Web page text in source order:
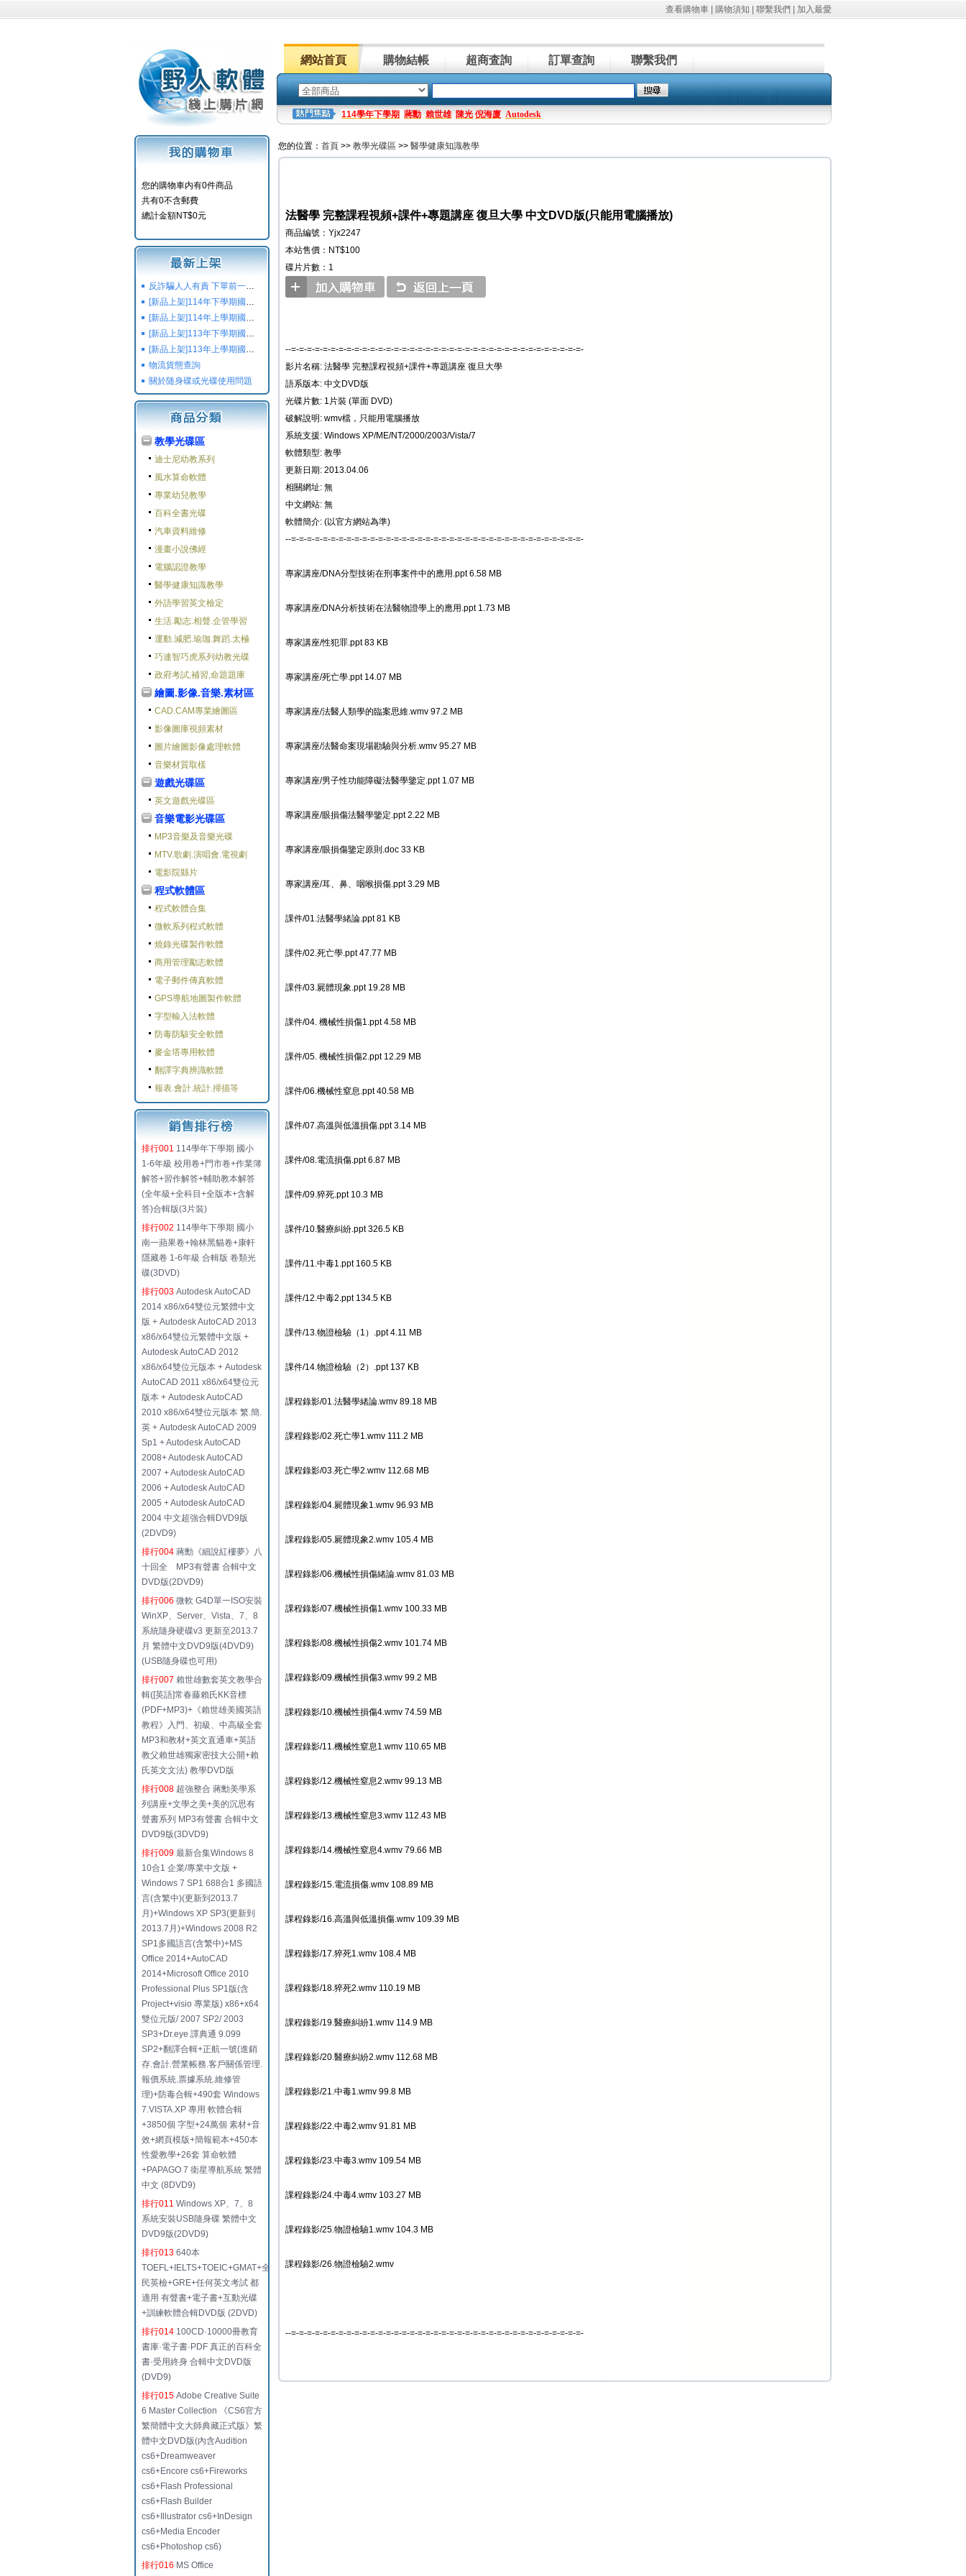
查看購物車 購物須知 聯繫我們 加入最愛
網站首頁 購物結帳 超商査詢 訂單查詢 聯繫我們
114學年下學期 蔣勳 賴世雄 陳光 倪海廈 Autodesk
您的購物車内有0件商品
共有0不含郵費
總計金額NT$0元
反詐騙人人有責 下單前一定要注意
[新品上架]114年下學期國小國中高中命題光碟,校用卷,習作
[新品上架]114年上學期國小國中高中命題光碟,校用卷,習作
[新品上架]113年下學期國小國中高中命題光碟,校用卷,習作
[新品上架]113年上學期國小國中高中命題光碟,校用卷,習作
物流貨態查詢
關於随身碟或光碟使用問題
教學光碟區
迪士尼幼教系列
風水算命軟體
專業幼兒教學
百科全書光碟
汽車資料維修
漫畫小說佛經
電腦認證教學
醫學健康知識教學
外語學習英文檢定
生活.勵志.相聲.企管學習
運動.減肥.瑜珈.舞蹈.太極
巧連智巧虎系列幼教光碟
政府考試,補習,命題題庫
繪圖.影像.音樂.素材區
CAD.CAM專業繪圖區
影像圖庫視頻素材
圖片繪圖影像處理軟體
音樂材質取樣
遊戲光碟區
英文遊戲光碟區
音樂電影光碟區
MP3音樂及音樂光碟
MTV.歌劇.演唱會.電視劇
電影院縣片
程式軟體區
程式軟體合集
微軟系列程式軟體
燒錄光碟製作軟體
商用管理勵志軟體
電子郵件傳真軟體
GPS導航地圖製作軟體
字型輸入法軟體
防毒防駭安全軟體
麥金塔專用軟體
翻譯字典辨識軟體
報表.會計.統計.掃描等
排行001 114學年下學期 國小
1-6年級 校用卷+門市卷+作業簿
解答+習作解答+輔助教本解答
(全年級+全科目+全版本+含解
答)合輯版(3片裝)
排行002 114學年下學期 國小
南一蘋果卷+翰林黑貓卷+康軒
隱藏卷 1-6年級 合輯版 卷類光
碟(3DVD)
排行003 Autodesk AutoCAD
2014 x86/x64雙位元繁體中文
版 + Autodesk AutoCAD 2013
x86/x64雙位元繁體中文版 +
Autodesk AutoCAD 2012
x86/x64雙位元版本 + Autodesk
AutoCAD 2011 x86/x64雙位元
版本 + Autodesk AutoCAD
2010 x86/x64雙位元版本 繁.簡.
英 + Autodesk AutoCAD 2009
Sp1 + Autodesk AutoCAD
2008+ Autodesk AutoCAD
2007 + Autodesk AutoCAD
2006 + Autodesk AutoCAD
2005 + Autodesk AutoCAD
2004 中文超強合輯DVD9版
(2DVD9)
排行004 蔣勳《細說紅樓夢》八
十回全 MP3有聲書 合輯中文
DVD版(2DVD9)
排行006 微軟 G4D單一ISO安裝
WinXP、Server、Vista、7、8
系統隨身硬碟v3 更新至2013.7
月 繁體中文DVD9版(4DVD9)
(USB隨身碟也可用)
排行007 賴世雄數套英文教學合
輯([英語]常春藤賴氏KK音標
(PDF+MP3)+《賴世雄美國英語
教程》入門、初級、中高級全套
MP3和教材+英文直通車+英語
教父賴世雄獨家密技大公開+賴
氏英文文法) 教學DVD版
排行008 超強整合 蔣勳美學系
列講座+文學之美+美的沉思有
聲書系列 MP3有聲書 合輯中文
DVD9版(3DVD9)
排行009 最新合集Windows 8
10合1 企業/專業中文版 +
Windows 7 SP1 688合1 多國語
言(含繁中)(更新到2013.7
月)+Windows XP SP3(更新到
2013.7月)+Windows 2008 R2
SP1多國語言(含繁中)+MS
Office 2014+AutoCAD
2014+Microsoft Office 2010
Professional Plus SP1版(含
Project+visio 專業版) x86+x64
雙位元版/ 2007 SP2/ 2003
SP3+Dr.eye 譯典通 9.099
SP2+翻譯合輯+正航一號(進銷
存.會計.營業帳務.客戶關係管理.
報價系統.票據系統.維修管
理)+防毒合輯+490套 Windows
7.VISTA.XP 專用 軟體合輯
+3850個 字型+24萬個 素材+音
效+網頁模版+簡報範本+450本
性愛教學+26套 算命軟體
+PAPAGO 7 衛星導航系統 繁體
中文 (8DVD9)
排行011 Windows XP、7、8
系統安裝USB隨身碟 繁體中文
DVD9版(2DVD9)
排行013 640本
TOEFL+IELTS+TOEIC+GMAT+全
民英檢+GRE+任何英文考試 都
適用 有聲書+電子書+互動光碟
+訓練軟體合輯DVD版 (2DVD)
排行014 100CD·10000冊教育
書庫·電子書·PDF 真正的百科全
書·受用終身 合輯中文DVD版
(DVD9)
排行015 Adobe Creative Suite
6 Master Collection 《CS6官方
繁簡體中文大師典藏正式版》繁
體中文DVD版(內含Audition
cs6+Dreamweaver
cs6+Encore cs6+Fireworks
cs6+Flash Professional
cs6+Flash Builder
cs6+Illustrator cs6+InDesign
cs6+Media Encoder
cs6+Photoshop cs6)
排行016 MS Office
您的位置： 首頁 >> 教學光碟區 >> 醫學健康知識教學
法醫學 完整課程視頻+課件+專題講座 復旦大學 中文DVD版(只能用電腦播放)
商品編號：Yjx2247
本站售價：NT$100
碟片片數：1
--=-=-=-=-=-=-=-=-=-=-=-=-=-=-=-=-=-=-=-=-=-=-=-=-=-=-=-=-=-=-=-=-=-=-=-=-=-
影片名稱: 法醫學 完整課程視頻+課件+專題講座 復旦大學
語系版本: 中文DVD版
光碟片數: 1片裝 (單面 DVD)
破解說明: wmv檔，只能用電腦播放
系統支援: Windows XP/ME/NT/2000/2003/Vista/7
軟體類型: 教學
更新日期: 2013.04.06
相關網址: 無
中文網站: 無
軟體簡介: (以官方網站為準)
--=-=-=-=-=-=-=-=-=-=-=-=-=-=-=-=-=-=-=-=-=-=-=-=-=-=-=-=-=-=-=-=-=-=-=-=-=-
專家講座/DNA分型技術在刑事案件中的應用.ppt 6.58 MB
專家講座/DNA分析技術在法醫物證學上的應用.ppt 1.73 MB
專家講座/性犯罪.ppt 83 KB
專家講座/死亡學.ppt 14.07 MB
專家講座/法醫人類學的臨案思維.wmv 97.2 MB
專家講座/法醫命案現場勘驗與分析.wmv 95.27 MB
專家講座/男子性功能障礙法醫學鑒定.ppt 1.07 MB
專家講座/眼損傷法醫學鑒定.ppt 2.22 MB
專家講座/眼損傷鑒定原則.doc 33 KB
專家講座/耳、鼻、咽喉損傷.ppt 3.29 MB
課件/01.法醫學緒論.ppt 81 KB
課件/02.死亡學.ppt 47.77 MB
課件/03.屍體現象.ppt 19.28 MB
課件/04. 機械性損傷1.ppt 4.58 MB
課件/05. 機械性損傷2.ppt 12.29 MB
課件/06.機械性窒息.ppt 40.58 MB
課件/07.高溫與低溫損傷.ppt 3.14 MB
課件/08.電流損傷.ppt 6.87 MB
課件/09.猝死.ppt 10.3 MB
課件/10.醫療糾紛.ppt 326.5 KB
課件/11.中毒1.ppt 160.5 KB
課件/12.中毒2.ppt 134.5 KB
課件/13.物證檢驗（1）.ppt 4.11 MB
課件/14.物證檢驗（2）.ppt 137 KB
課程錄影/01.法醫學緒論.wmv 89.18 MB
課程錄影/02.死亡學1.wmv 111.2 MB
課程錄影/03.死亡學2.wmv 112.68 MB
課程錄影/04.屍體現象1.wmv 96.93 MB
課程錄影/05.屍體現象2.wmv 105.4 MB
課程錄影/06.機械性損傷緒論.wmv 81.03 MB
課程錄影/07.機械性損傷1.wmv 100.33 MB
課程錄影/08.機械性損傷2.wmv 101.74 MB
課程錄影/09.機械性損傷3.wmv 99.2 MB
課程錄影/10.機械性損傷4.wmv 74.59 MB
課程錄影/11.機械性窒息1.wmv 110.65 MB
課程錄影/12.機械性窒息2.wmv 99.13 MB
課程錄影/13.機械性窒息3.wmv 112.43 MB
課程錄影/14.機械性窒息4.wmv 79.66 MB
課程錄影/15.電流損傷.wmv 108.89 MB
課程錄影/16.高溫與低溫損傷.wmv 109.39 MB
課程錄影/17.猝死1.wmv 108.4 MB
課程錄影/18.猝死2.wmv 110.19 MB
課程錄影/19.醫療糾紛1.wmv 114.9 MB
課程錄影/20.醫療糾紛2.wmv 112.68 MB
課程錄影/21.中毒1.wmv 99.8 MB
課程錄影/22.中毒2.wmv 91.81 MB
課程錄影/23.中毒3.wmv 109.54 MB
課程錄影/24.中毒4.wmv 103.27 MB
課程錄影/25.物證檢驗1.wmv 104.3 MB
課程錄影/26.物證檢驗2.wmv
--=-=-=-=-=-=-=-=-=-=-=-=-=-=-=-=-=-=-=-=-=-=-=-=-=-=-=-=-=-=-=-=-=-=-=-=-=-